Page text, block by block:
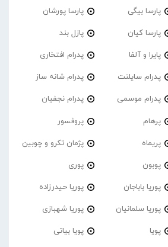
پارسا بیگی پارسا پورشان
پارسا کیان پازل بند
پایرا و آلفا پدرام افتخاری
پدرام‌ سایلنت پدرام شانه ساز
پدرام موسمی پدرام نجفیان
پرهام پروفسور
پریماه پژمان تکرو و چوبین
پوبون پوری
پوریا باباجان پوریا حیدرزاده
پوریا سلمانیان پوریا شهبازی
پویا پویا بیاتی